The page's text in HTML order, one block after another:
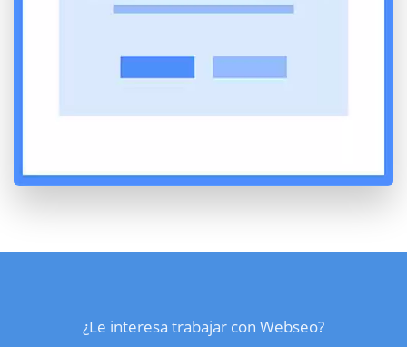
¿Le interesa trabajar con Webseo?